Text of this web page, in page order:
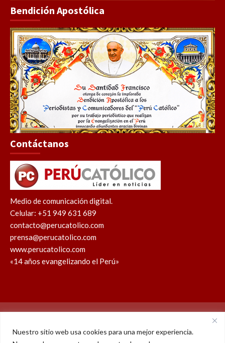
Nuestro sitio web usa cookies para una mejor experiencia.
Bendición Apostólica
Contáctanos
Medio de comunicación digital.
Celular: +51 949 631 689
contacto@perucatolico.com
prensa@perucatolico.com
www.perucatolico.com
«14 años evangelizando el Perú»
Política de cookies Política de privacidad